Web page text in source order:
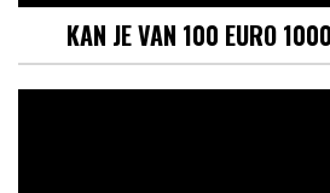
KAN JE VAN 100 EURO